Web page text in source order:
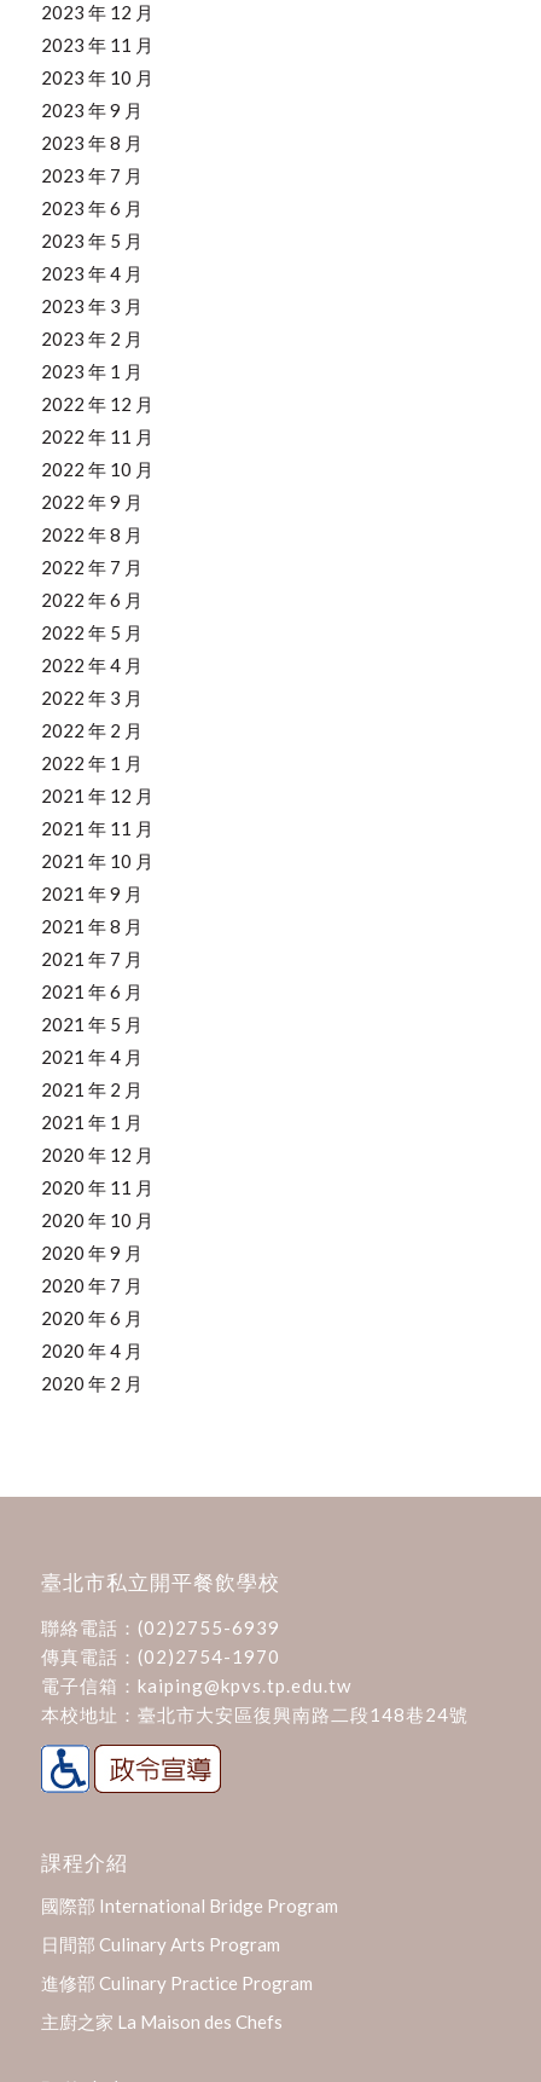
2023 年 12 月
2023 年 11 月
2023 年 10 月
2023 年 9 月
2023 年 8 月
2023 年 7 月
2023 年 6 月
2023 年 5 月
2023 年 4 月
2023 年 3 月
2023 年 2 月
2023 年 1 月
2022 年 12 月
2022 年 11 月
2022 年 10 月
2022 年 9 月
2022 年 8 月
2022 年 7 月
2022 年 6 月
2022 年 5 月
2022 年 4 月
2022 年 3 月
2022 年 2 月
2022 年 1 月
2021 年 12 月
2021 年 11 月
2021 年 10 月
2021 年 9 月
2021 年 8 月
2021 年 7 月
2021 年 6 月
2021 年 5 月
2021 年 4 月
2021 年 2 月
2021 年 1 月
2020 年 12 月
2020 年 11 月
2020 年 10 月
2020 年 9 月
2020 年 7 月
2020 年 6 月
2020 年 4 月
2020 年 2 月
臺北市私立開平餐飲學校
聯絡電話： (02)2755-6939
傳真電話：(02)2754-1970
電子信箱： kaiping@kpvs.tp.edu.tw
本校地址： 臺北市大安區復興南路二段148巷24號
課程介紹
國際部 International Bridge Program
日間部 Culinary Arts Program
進修部 Culinary Practice Program
主廚之家 La Maison des Chefs